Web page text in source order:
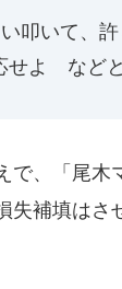
い叩いて
せよ などと
で、「尾木
補填はさ